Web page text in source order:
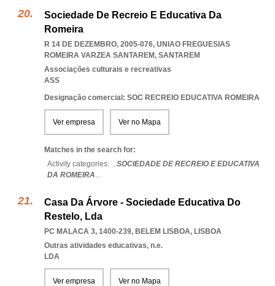
Sociedade De Recreio E Educativa Da
Romeira
R 14 DE DEZEMBRO, 2005-076, UNIAO FREGUESIAS
ROMEIRA VARZEA SANTAREM, SANTAREM
Associações culturais e recreativas
ASS
Designação comercial: SOC RECREIO EDUCATIVA ROMEIRA
Ver empresa Ver no Mapa
Matches in the search for:
Activity categories: ...SOCIEDADE DE RECREIO E EDUCATIVA
DA ROMEIRA...
Casa Da Árvore - Sociedade Educativa Do
Restelo, Lda
PC MALACA 3, 1400-239, BELEM LISBOA, LISBOA
Outras atividades educativas, n.e.
LDA
Ver empresa Ver no Mapa